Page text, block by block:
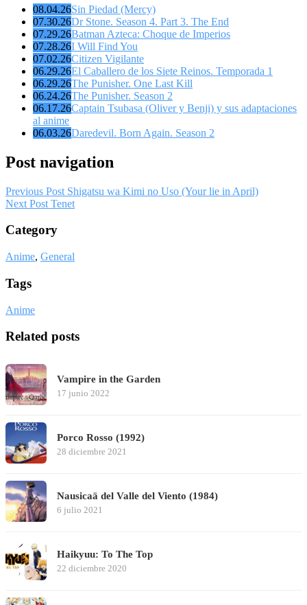
08.04.26Sin Piedad (Mercy)
07.30.26Dr Stone. Season 4. Part 3. The End
07.29.26Batman Azteca: Choque de Imperios
07.28.26I Will Find You
07.02.26Citizen Vigilante
06.29.26El Caballero de los Siete Reinos. Temporada 1
06.29.26The Punisher. One Last Kill
06.24.26The Punisher. Season 2
06.17.26Captain Tsubasa (Oliver y Benji) y sus adaptaciones
al anime
06.03.26Daredevil. Born Again. Season 2
Post navigation
Previous Post Shigatsu wa Kimi no Uso (Your lie in April)
Next Post Tenet
Category
Anime, General
Tags
Anime
Related posts
Vampire in the Garden
17 junio 2022
Porco Rosso (1992)
28 diciembre 2021
Nausicaä del Valle del Viento (1984)
6 julio 2021
Haikyuu: To The Top
22 diciembre 2020